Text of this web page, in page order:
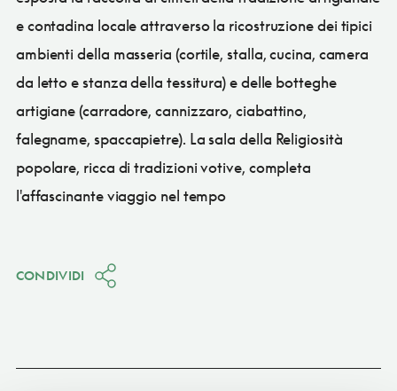
e contadina locale attraverso la ricostruzione dei tipici
ambienti della masseria (cortile, stalla, cucina, camera
da letto e stanza della tessitura) e delle botteghe
artigiane (carradore, cannizzaro, ciabattino,
falegname, spaccapietre). La sala della Religiosità
popolare, ricca di tradizioni votive, completa
l'affascinante viaggio nel tempo
CONDIVIDI